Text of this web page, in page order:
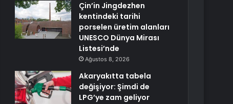
Çin’in Jingdezhen
kentindeki tarihi
porselen üretim alanları
UNESCO Dünya Mirası
Listesi’nde
Ağustos 8, 2026
Akaryakıtta tabela
değişiyor: Şimdi de
LPG’ye zam geliyor